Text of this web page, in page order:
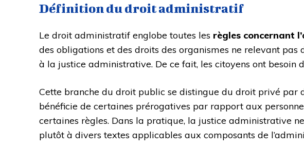
Définition du droit administratif
Le droit administratif englobe toutes les règles concernant
des obligations et des droits des organismes ne relevant
à la justice administrative. De ce fait, les citoyens ont besoin
Cette branche du droit public se distingue du droit privé par
bénéficie de certaines prérogatives par rapport aux
certaines règles. Dans la pratique, la justice administrative
plutôt à divers textes applicables aux composants de